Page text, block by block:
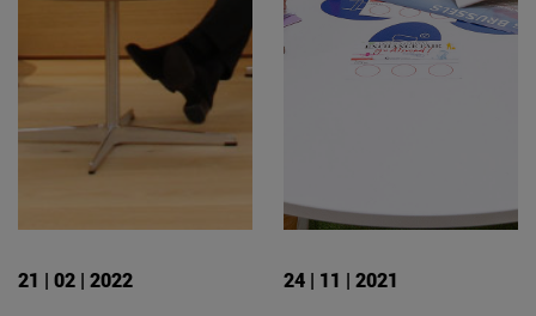
21 | 02 | 2022 24 | 11 | 2021